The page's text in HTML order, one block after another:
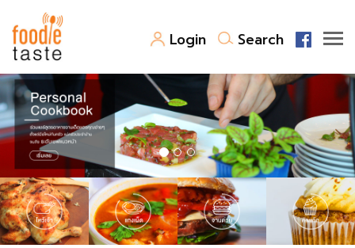
Login Search
สูตรอาหาร
สูตรอาหารล่าสุด
Top Foodie
พาไปชิม
สารพันก้นครัว
เคล็ดลับน่ารู้
FoodPedia